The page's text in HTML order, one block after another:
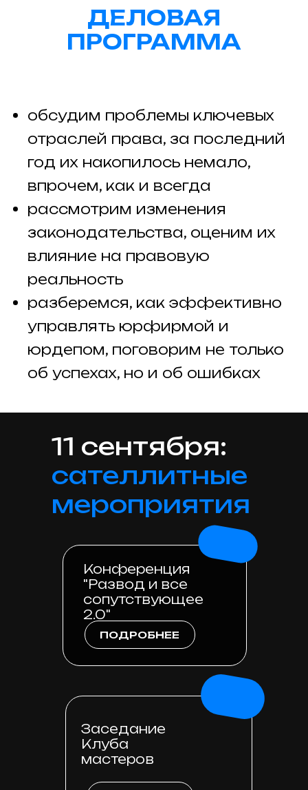
ДЕЛОВАЯ
ПРОГРАММА
обсудим проблемы ключевых
отраслей права, за последний
год их накопилось немало,
впрочем, как и всегда
рассмотрим изменения
законодательства, оценим их
влияние на правовую
реальность
разберемся, как эффективно
управлять юрфирмой и
юрдепом, поговорим не только
об успехах, но и об ошибках
Конференция
"Развод и все
сопутствующее
2.0"
ПОДРОБНЕЕ
Заседание
Клуба
мастеров
11 сентября:
сателлитные
мероприятия